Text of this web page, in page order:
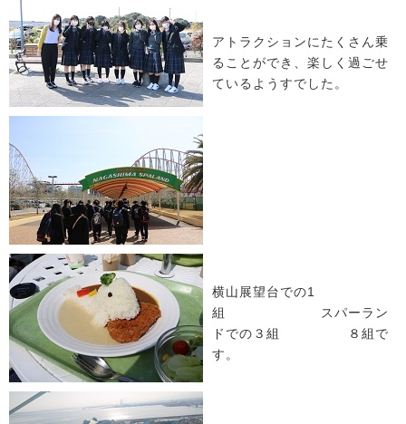
アトラクションにたくさん乗
ることができ、楽しく過ごせ
ているようすでした。
横山展望台での1
組 スパーラン
ドでの３組 ８組で
す。